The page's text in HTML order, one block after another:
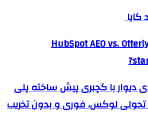
HubSpot AEO vs.
دیوار با گچبری پیش ساخته پلی
تحولی لوکس، فوری و بدون تخریب